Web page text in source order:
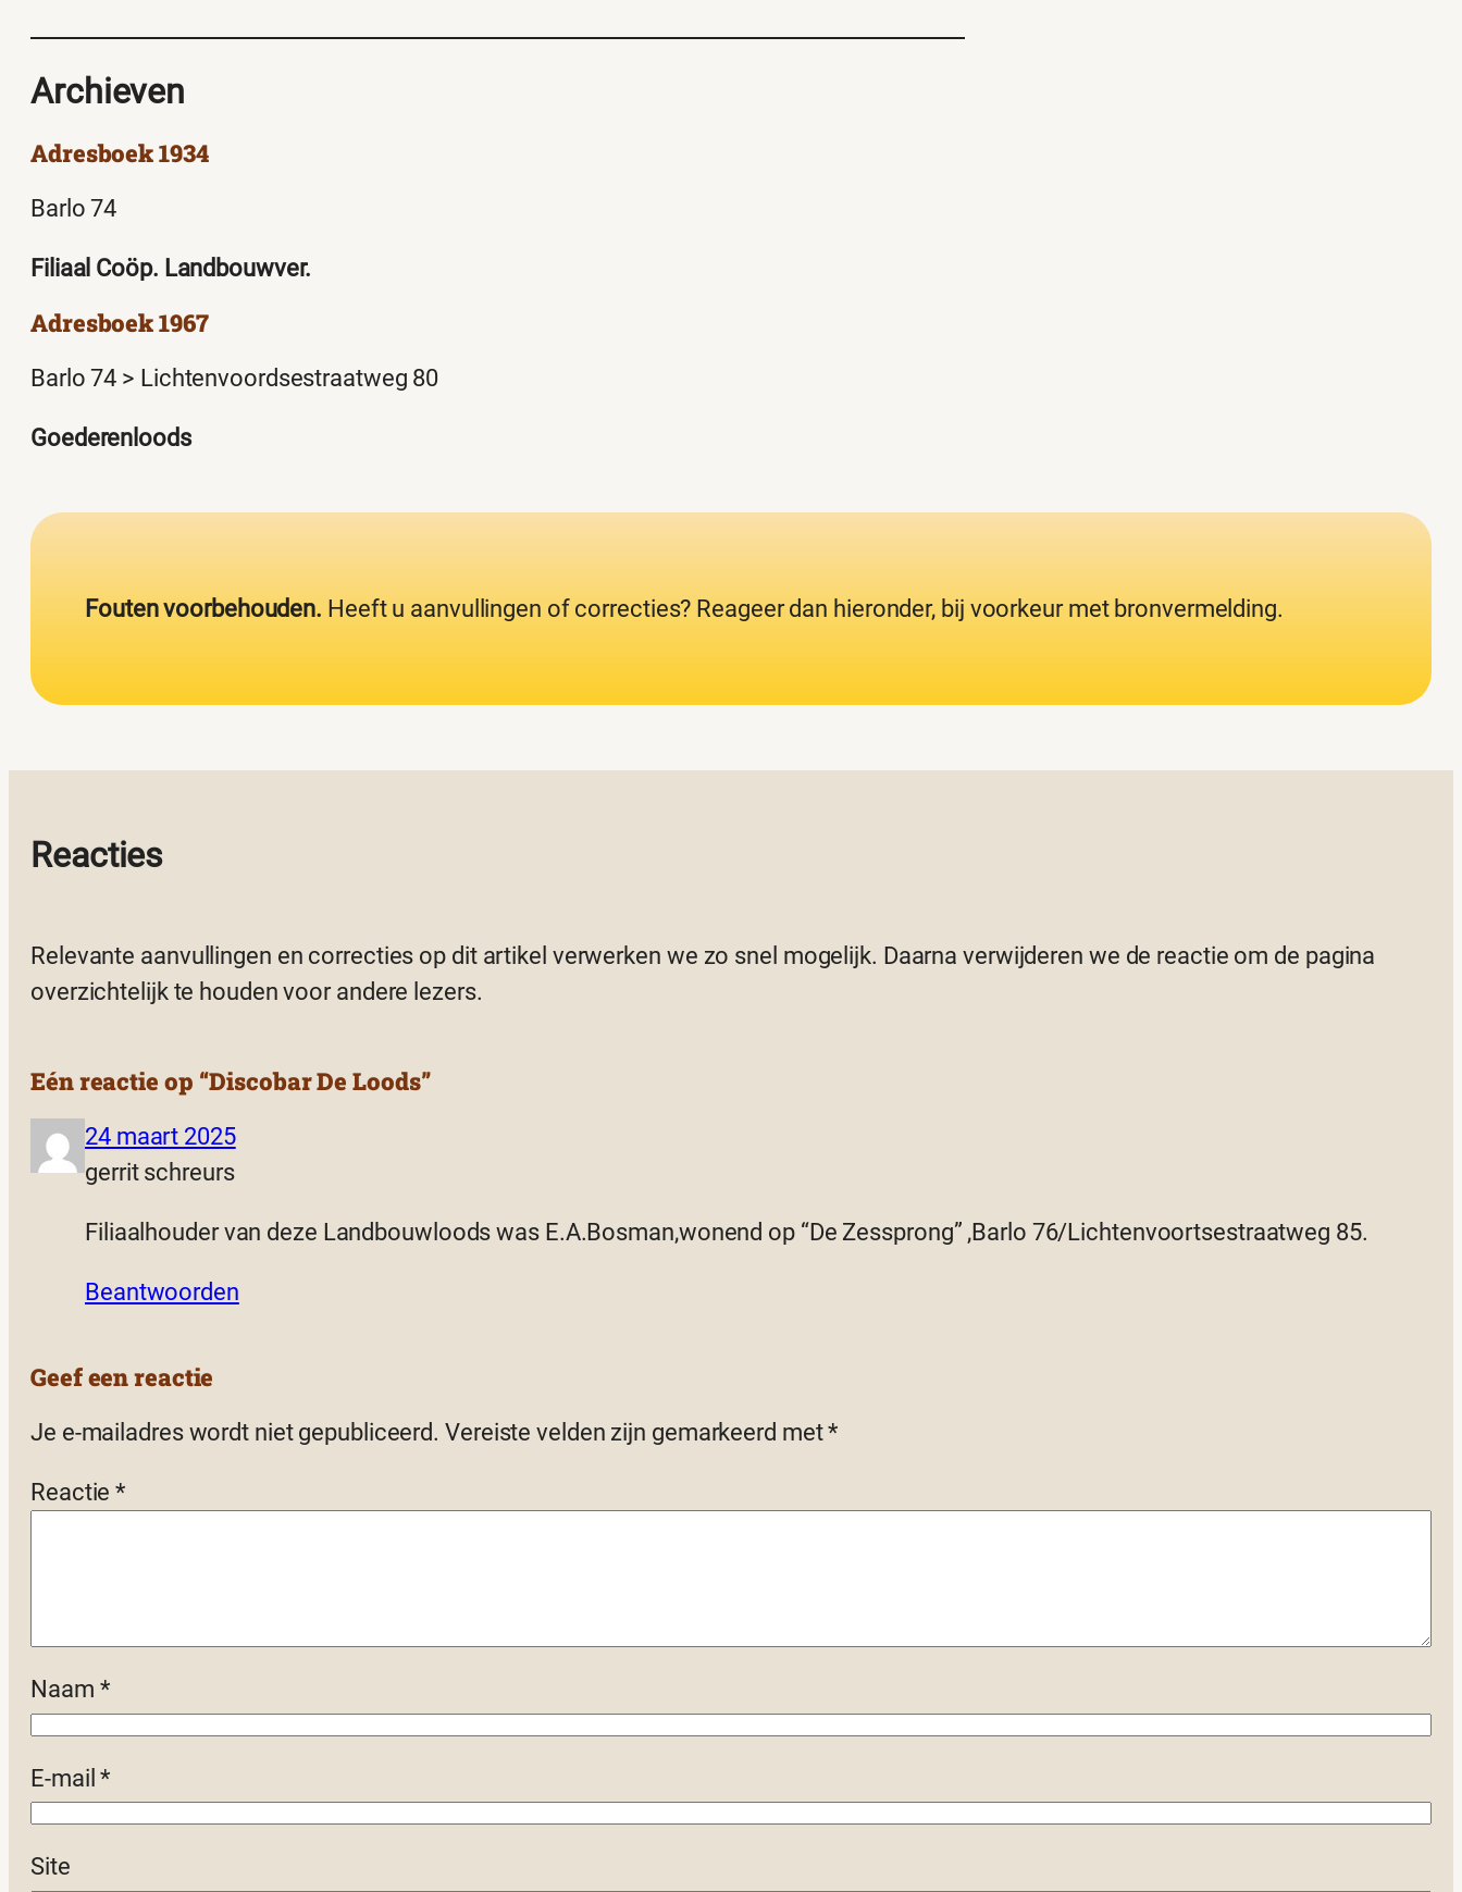
Archieven
Adresboek 1934
Barlo 74
Filiaal Coöp. Landbouwver.
Adresboek 1967
Barlo 74 > Lichtenvoordsestraatweg 80
Goederenloods
Fouten voorbehouden. Heeft u aanvullingen of correcties? Reageer dan hieronder, bij voorkeur met bronvermelding.
Reacties
Relevante aanvullingen en correcties op dit artikel verwerken we zo snel mogelijk. Daarna verwijderen we de reactie om de pagina
overzichtelijk te houden voor andere lezers.
Eén reactie op “Discobar De Loods”
24 maart 2025
gerrit schreurs
Filiaalhouder van deze Landbouwloods was E.A.Bosman,wonend op “De Zessprong” ,Barlo 76/Lichtenvoortsestraatweg 85.
Beantwoorden
Geef een reactie
Je e-mailadres wordt niet gepubliceerd. Vereiste velden zijn gemarkeerd met*
Reactie*
Naam *
E-mail*
Site